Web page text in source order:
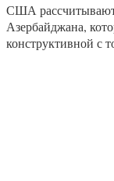
США
Азербайджана,
конструктивной с